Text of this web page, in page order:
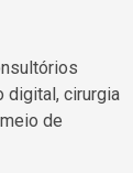
digital, cirurgia
de